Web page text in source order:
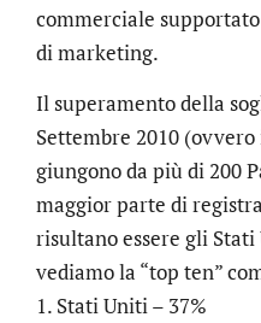
commerciale
di marketing.
Il superamento della
Settembre 2010
giungono da più di 200
maggior parte di
risultano essere gli
vediamo la “top ten”
1. Stati Uniti – 37%